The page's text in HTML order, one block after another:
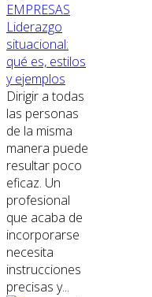
EMPRESAS
Liderazgo
situacional:
qué es, estilos
y ejemplos
Dirigir a todas
las personas
de la misma
manera puede
resultar poco
eficaz. Un
profesional
que acaba de
incorporarse
necesita
instrucciones
precisas y...